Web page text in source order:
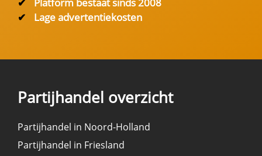
✔
Lage advertentiekosten
Partijhandel overzicht
Partijhandel in Noord-Holland
Partijhandel in Friesland